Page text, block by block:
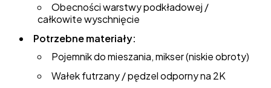
Obecności warstwy podkładowej /
całkowite wyschnięcie
Potrzebne materiały:
Pojemnik do mieszania, mikser (niskie obroty)
Wałek futrzany / pędzel odporny na 2K